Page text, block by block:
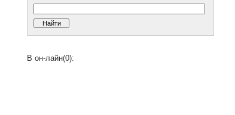
В он-лайн(0):